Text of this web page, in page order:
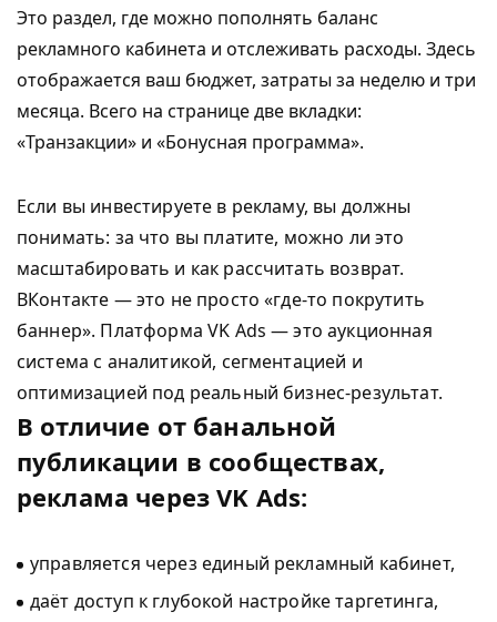
Это раздел, где можно пополнять баланс
рекламного кабинета и отслеживать расходы. Здесь
отображается ваш бюджет, затраты за неделю и три
месяца. Всего на странице две вкладки:
«Транзакции» и «Бонусная программа».
Если вы инвестируете в рекламу, вы должны
понимать: за что вы платите, можно ли это
масштабировать и как рассчитать возврат.
ВКонтакте — это не просто «где-то покрутить
баннер». Платформа VK Ads — это аукционная
система с аналитикой, сегментацией и
оптимизацией под реальный бизнес-результат.
В отличие от банальной
публикации в сообществах,
реклама через VK Ads:
управляется через единый рекламный кабинет,
даёт доступ к глубокой настройке таргетинга,